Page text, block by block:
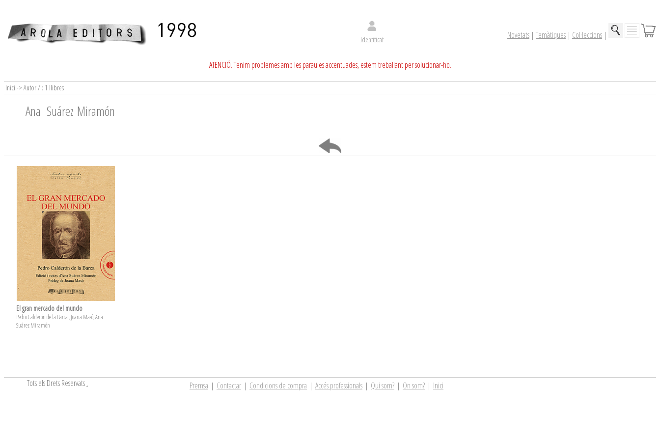
Identificat Novetats | Temàtiques | Col·leccions |
ATENCIÓ. Tenim problemes amb les paraules accentuades, estem treballant per solucionar-ho.
Inici -> Autor / : 1 llibres
Ana Suárez Miramón
El gran mercado del mundo
Pedro Calderón de la Barca , Joana Masó, Ana
Suárez Miramón
Tots els Drets Reservats. Premsa | Contactar | Condicions de compra | Accés professionals | Qui som? | On som? | Inici